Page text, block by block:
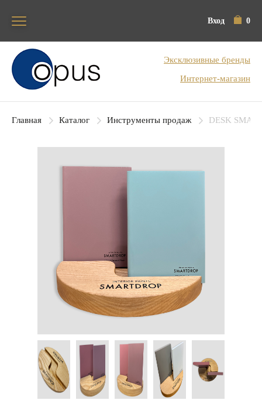
Вход 0
Блок поиска
Эксклюзивные бренды
Интернет-магазин
Главная Каталог Инструменты продаж DESK